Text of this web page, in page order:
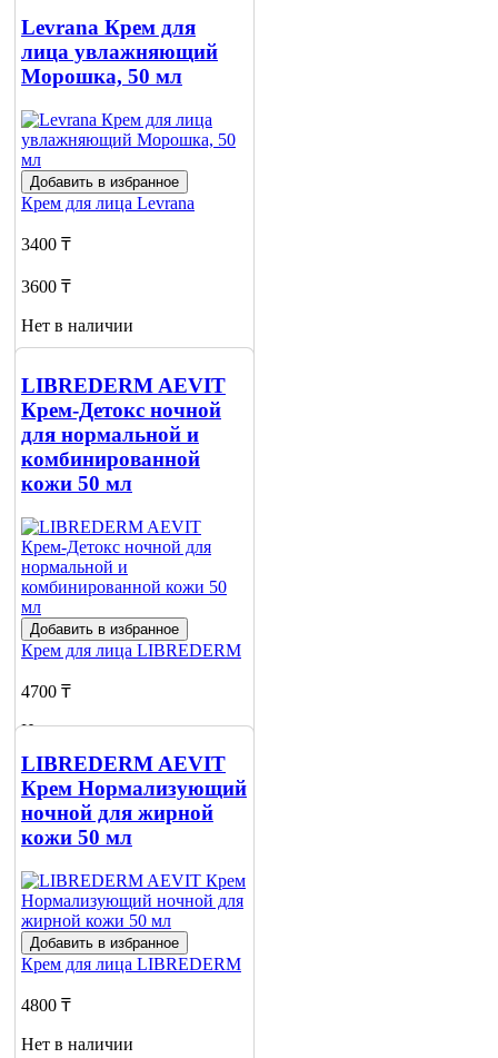
Levrana Крем для
лица увлажняющий
Морошка, 50 мл
Добавить в избранное
Крем для лица Levrana
3400 ₸
3600 ₸
Нет в наличии
о наличии
LIBREDERM AEVIT
Крем-Детокс ночной
для нормальной и
комбинированной
кожи 50 мл
Добавить в избранное
Крем для лица LIBREDERM
4700 ₸
Нет в наличии
Сообщить
о наличии
LIBREDERM AEVIT
Крем Нормализующий
ночной для жирной
кожи 50 мл
Добавить в избранное
Крем для лица LIBREDERM
4800 ₸
Нет в наличии